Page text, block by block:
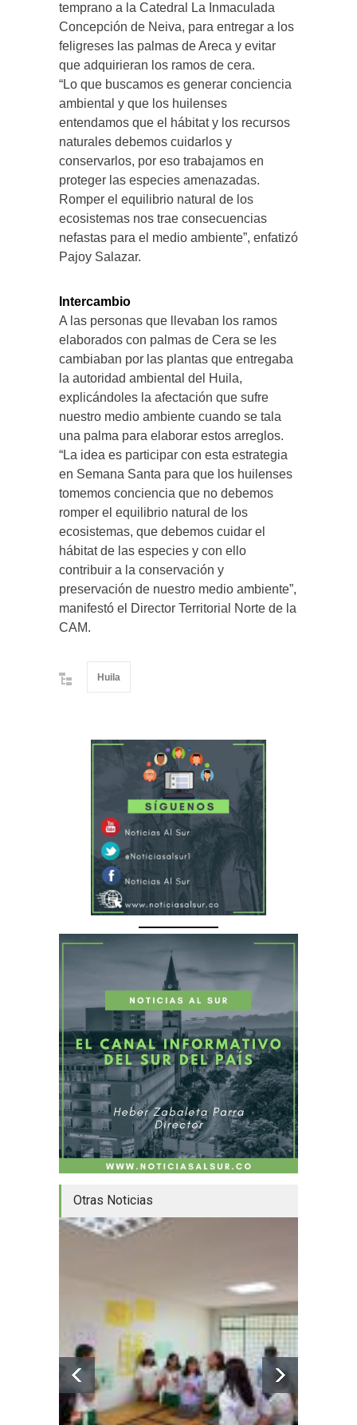
temprano a la Catedral La Inmaculada
Concepción de Neiva, para entregar a los
feligreses las palmas de Areca y evitar
que adquirieran los ramos de cera.
“Lo que buscamos es generar conciencia
ambiental y que los huilenses
entendamos que el hábitat y los recursos
naturales debemos cuidarlos y
conservarlos, por eso trabajamos en
proteger las especies amenazadas.
Romper el equilibrio natural de los
ecosistemas nos trae consecuencias
nefastas para el medio ambiente”, enfatizó
Pajoy Salazar.
Intercambio
A las personas que llevaban los ramos
elaborados con palmas de Cera se les
cambiaban por las plantas que entregaba
la autoridad ambiental del Huila,
explicándoles la afectación que sufre
nuestro medio ambiente cuando se tala
una palma para elaborar estos arreglos.
“La idea es participar con esta estrategia
en Semana Santa para que los huilenses
tomemos conciencia que no debemos
romper el equilibrio natural de los
ecosistemas, que debemos cuidar el
hábitat de las especies y con ello
contribuir a la conservación y
preservación de nuestro medio ambiente”,
manifestó el Director Territorial Norte de la
CAM.​
Huila
Otras Noticias